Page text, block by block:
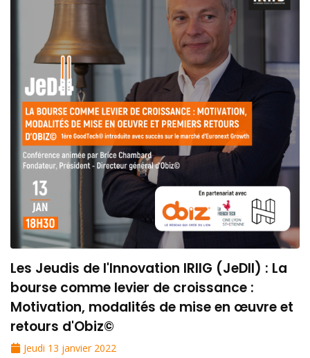
Les Jeudis de l'Innovation IRIIG (JeDII) : La
bourse comme levier de croissance :
Motivation, modalités de mise en œuvre et
retours d'Obiz©
Jeudi 13 janvier 2022